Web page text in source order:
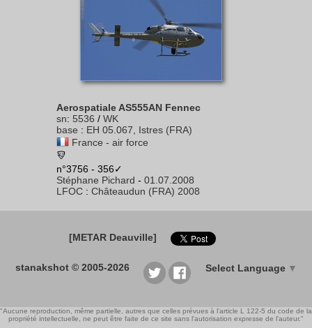
Aerospatiale AS555AN Fennec
sn: 5536 / WK
base : EH 05.067, Istres (FRA)
France - air force
n°3756 - 356✓
Stéphane Pichard - 01.07.2008
LFOC : Châteaudun (FRA) 2008
[METAR Deauville]
stanakshot © 2005-2026 Select Language ▼
"Aucune reproduction, même partielle, autres que celles prévues à l'article L 122-5 du code de la
propriété intellectuelle, ne peut être faite de ce site sans l'autorisation expresse de l'auteur."